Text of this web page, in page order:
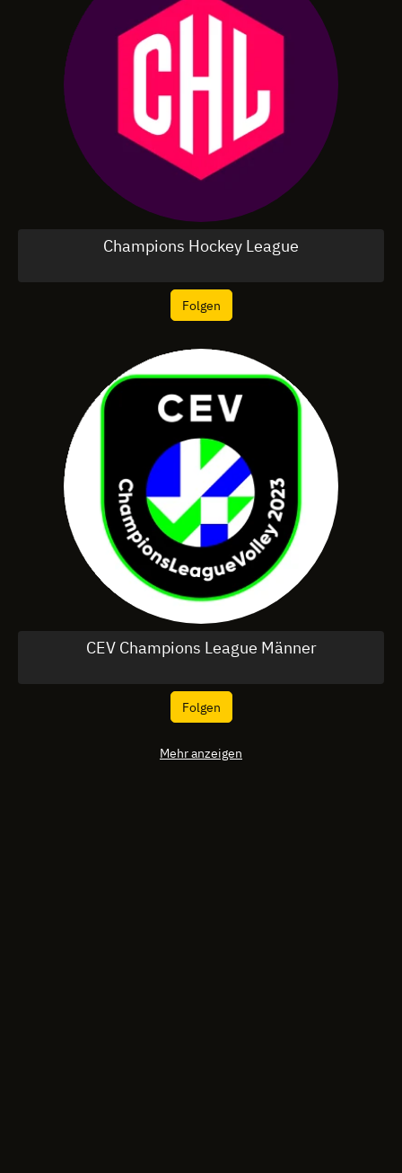
Champions Hockey League
Folgen
CEV Champions League Männer
Folgen
Mehr anzeigen